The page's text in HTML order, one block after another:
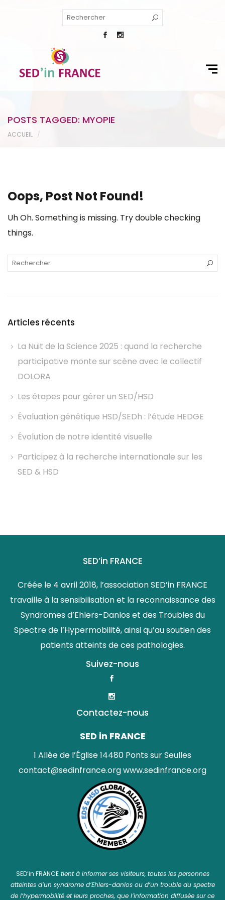
POSTS TAGGED: MYOPIE
ACCUEIL
Oops, Post Not Found!
Uh Oh. Something is missing. Try double checking
things.
Articles récents
La Nuit de la Science 2025 : quand la recherche
participative monte sur scène avec le collectif
DOLORA
Les étapes pour gérer un SED/HSD
Évaluation génétique HSD/SEDh : l’étude HEDGE
Évolution de notre identité visuelle
Participez à la recherche internationale sur les
SED & HSD
SED’in FRANCE
Créée le 4 avril 2018, l’association SED’in FRANCE
travaille à la sensibilisation et la reconnaissance des
Syndromes d’Ehlers-Danlos et des Troubles du
Spectre de l’Hypermobilité, ainsi qu’au soutien des
patients atteints de ces pathologies.
Suivez-nous
Contactez-nous
SED in FRANCE
1 Allée de l’Église 14480 Ponts sur Seulles
contact@sedinfrance.orgwww.sedinfrance.org
SED’in FRANCEtient à informer ses visiteurs, toutes les personnes
atteintes d’un syndrome d’Ehlers-danlos ou d’un trouble du spectre
de l’hypermobilité et leurs proches, que l’information diffusée sur ce